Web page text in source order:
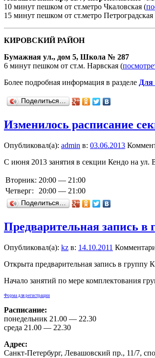
10 минут пешком от ст.метро Чкаловская (
15 минут пешком от ст.метро Петроградская
КИРОВСКИЙ РАЙОН
Бумажная ул., дом 5, Школа № 287
6 минут пешком от ст.м. Нарвская (
Более подробная информация в разделе Для
Поделиться…
Изменилось расписание
Опубликовал(а): admin в: 03.06.2013
С июня 2013 занятия в секции Кендо на ул.
Вторник: 20:00 — 21:00
Четверг:
20:00 — 21:00
Поделиться…
Предварительная запись
Опубликовал(а): kz в: 14.10.2011
Открыта предварительная запись в группу
Начало занятий по мере комплектования
Форма для регистрации
Расписание:
понедельник 21.00 — 22.30
среда 21.00 — 22.30
Адрес:
Санкт-Петербург, Левашовский пр., 11/7,